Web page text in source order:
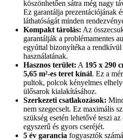
köszönhetően sátra még nagy
Ez garantálja prezentációjának
láthatóságát minden
Kompakt tárolás: Az
garantálják a problémamentes
egyúttal bizonyítéka a rendkívül
használatának.
Hasznos terület: A 195 x 290
5,65 m²-es teret kínál. Ez a
pultok, polcok kényelmes
ülősarok kialakításához.
Szerkezeti csatlakozások:
nem szegecselt. Ez maximális
szükség esetén lehetővé teszi
egyszerű és gyors cseréjét.
5 év garancia fogyasztók